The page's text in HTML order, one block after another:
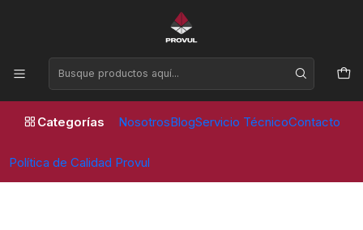
Categorías NosotrosBlogServicio TécnicoContacto
Política de Calidad Provul
Horario de atención Lunes a Viernes de 09:00 a 17:30 horas
Inicio Contrapesos